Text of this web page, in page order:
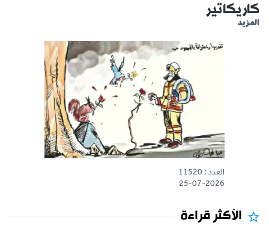
كاريكاتير
المزيد
العدد : 11520
25-07-2026
الأكثر قراءة